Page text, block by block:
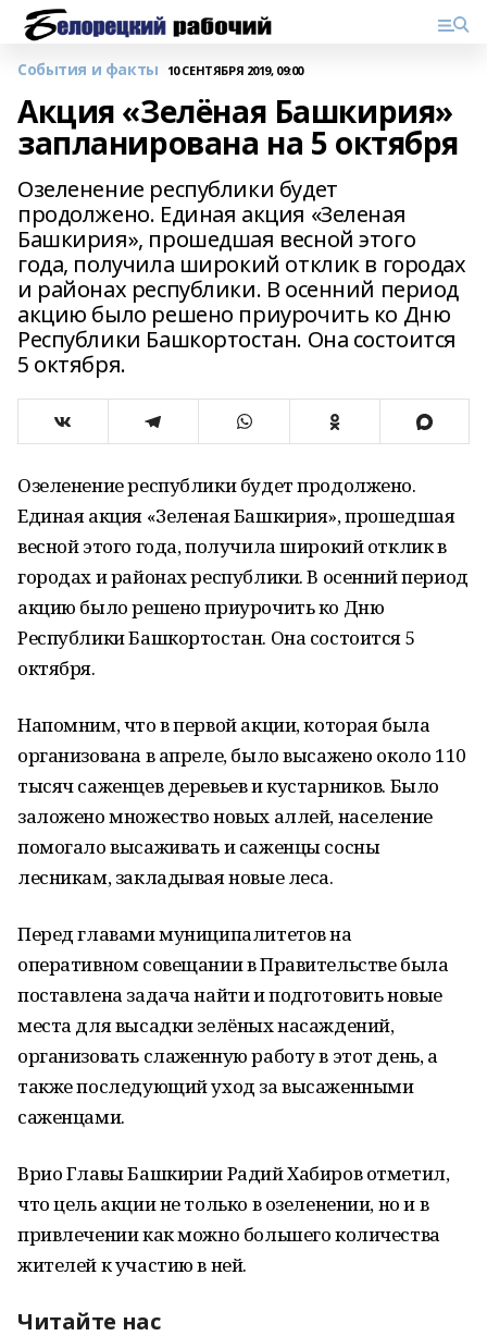
События и факты 10 СЕНТЯБРЯ 2019, 09:00
Акция «Зелёная Башкирия»
запланирована на 5 октября
Озеленение республики будет
продолжено. Единая акция «Зеленая
Башкирия», прошедшая весной этого
года, получила широкий отклик в городах
и районах республики. В осенний период
акцию было решено приурочить ко Дню
Республики Башкортостан. Она состоится
5 октября.
Озеленение республики будет продолжено.
Единая акция «Зеленая Башкирия», прошедшая
весной этого года, получила широкий отклик в
городах и районах республики. В осенний период
акцию было решено приурочить ко Дню
Республики Башкортостан. Она состоится 5
октября.
Напомним, что в первой акции, которая была
организована в апреле, было высажено около 110
тысяч саженцев деревьев и кустарников. Было
заложено множество новых аллей, население
помогало высаживать и саженцы сосны
лесникам, закладывая новые леса.
Перед главами муниципалитетов на
оперативном совещании в Правительстве была
поставлена задача найти и подготовить новые
места для высадки зелёных насаждений,
организовать слаженную работу в этот день, а
также последующий уход за высаженными
саженцами.
Врио Главы Башкирии Радий Хабиров отметил,
что цель акции не только в озеленении, но и в
привлечении как можно большего количества
жителей к участию в ней.
Читайте нас